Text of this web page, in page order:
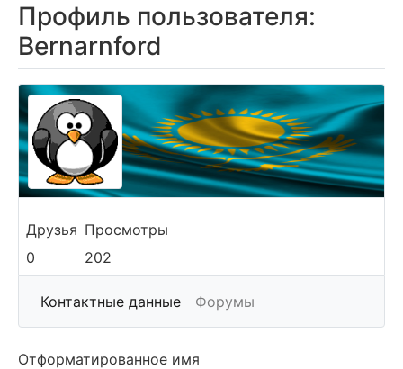
Профиль пользователя:
Bernarnford
Друзья
0
Просмотры
202
Контактные данные Форумы
Отформатированное имя